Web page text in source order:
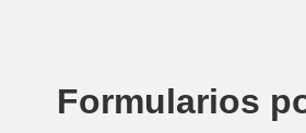
Formularios